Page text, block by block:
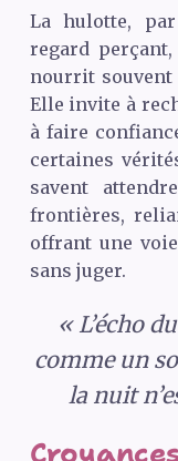
La hulotte,
regard
nourrit souvent
Elle invite à
à faire
certaines
savent
frontières,
offrant une
sans juger.
« L’écho
comme un
la nuit